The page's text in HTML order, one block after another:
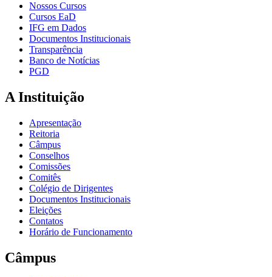
Nossos Cursos
Cursos EaD
IFG em Dados
Documentos Institucionais
Transparência
Banco de Notícias
PGD
A Instituição
Apresentação
Reitoria
Câmpus
Conselhos
Comissões
Comitês
Colégio de Dirigentes
Documentos Institucionais
Eleições
Contatos
Horário de Funcionamento
Câmpus